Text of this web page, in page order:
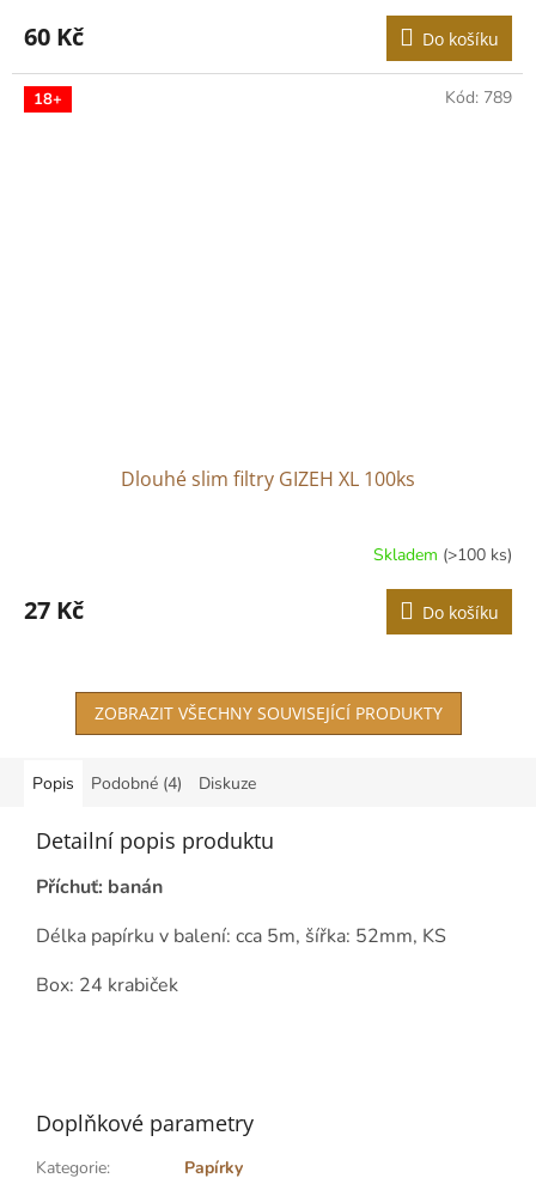
60 Kč Do košíku
18+
Dlouhé slim filtry GIZEH XL 100ks
produktu
je
hvězdiček.
Skladem (>100 ks)
27 Kč Do košíku
Kód: 789
ZOBRAZIT VŠECHNY SOUVISEJÍCÍ PRODUKTY
Popis Podobné (4) Diskuze
Detailní popis produktu
Příchuť: banán
Délka papírku v balení: cca 5m, šířka: 52mm, KS
Box: 24 krabiček
Doplňkové parametry
Kategorie:
Papírky